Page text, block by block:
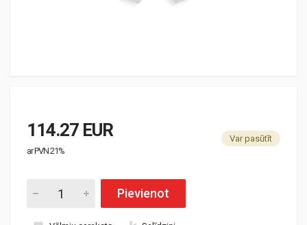
114.27 EUR
ar PVN 21%
Var pasūtīt
Pievienot